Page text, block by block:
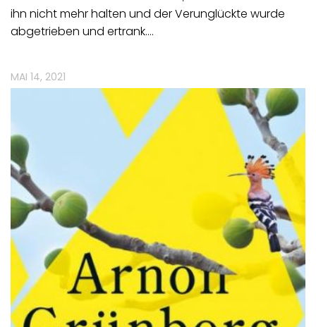
ihn nicht mehr halten und der Verunglückte wurde
abgetrieben und ertrank.…
MAI 14, 2021